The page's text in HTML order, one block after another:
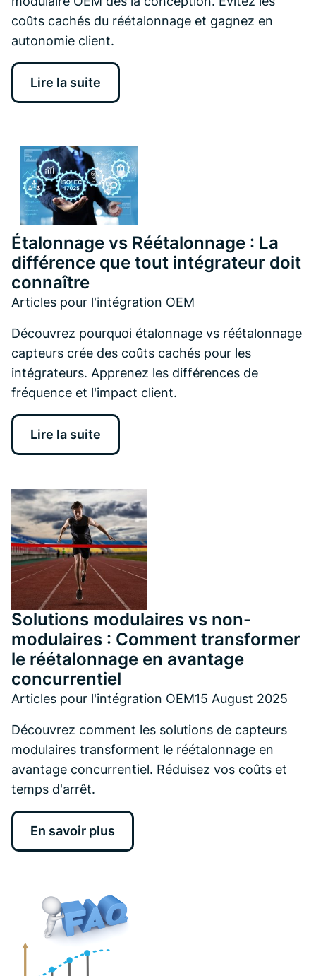
coûts cachés du réétalonnage et gagnez en
autonomie client.
Lire la suite
Étalonnage vs Réétalonnage : La
différence que tout intégrateur doit
connaître
Articles pour l'intégration OEM
Découvrez pourquoi étalonnage vs réétalonnage
capteurs crée des coûts cachés pour les
intégrateurs. Apprenez les différences de
fréquence et l'impact client.
Lire la suite
Solutions modulaires vs non-
modulaires : Comment transformer
le réétalonnage en avantage
concurrentiel
Articles pour l'intégration OEM15 August 2025
Découvrez comment les solutions de capteurs
modulaires transforment le réétalonnage en
avantage concurrentiel. Réduisez vos coûts et
temps d'arrêt.
En savoir plus